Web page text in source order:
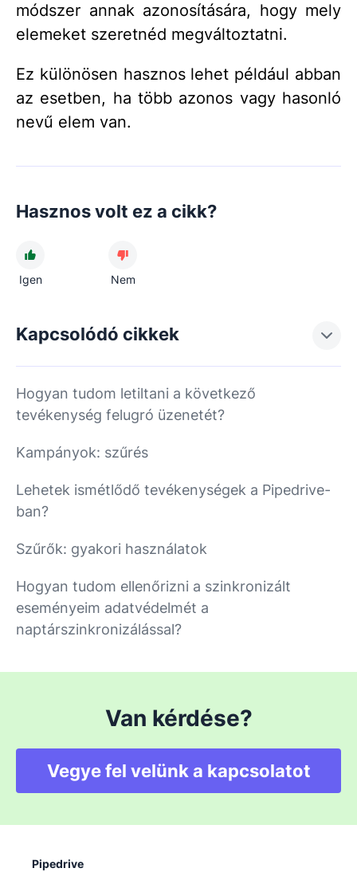
módszer annak azonosítására, hogy mely
elemeket szeretnéd megváltoztatni.
Ez különösen hasznos lehet például abban
az esetben, ha több azonos vagy hasonló
nevű elem van.
Hasznos volt ez a cikk?
Igen Nem
Kapcsolódó cikkek
Hogyan tudom letiltani a következő
tevékenység felugró üzenetét?
Kampányok: szűrés
Lehetek ismétlődő tevékenységek a Pipedrive-
ban?
Szűrők: gyakori használatok
Hogyan tudom ellenőrizni a szinkronizált
eseményeim adatvédelmét a
naptárszinkronizálással?
Van kérdése?
Vegye fel velünk a kapcsolatot
Pipedrive